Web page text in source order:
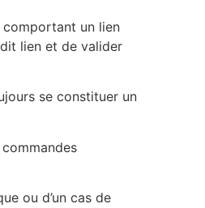
un lien
lien et de valider
se constituer un
ou d’un cas de